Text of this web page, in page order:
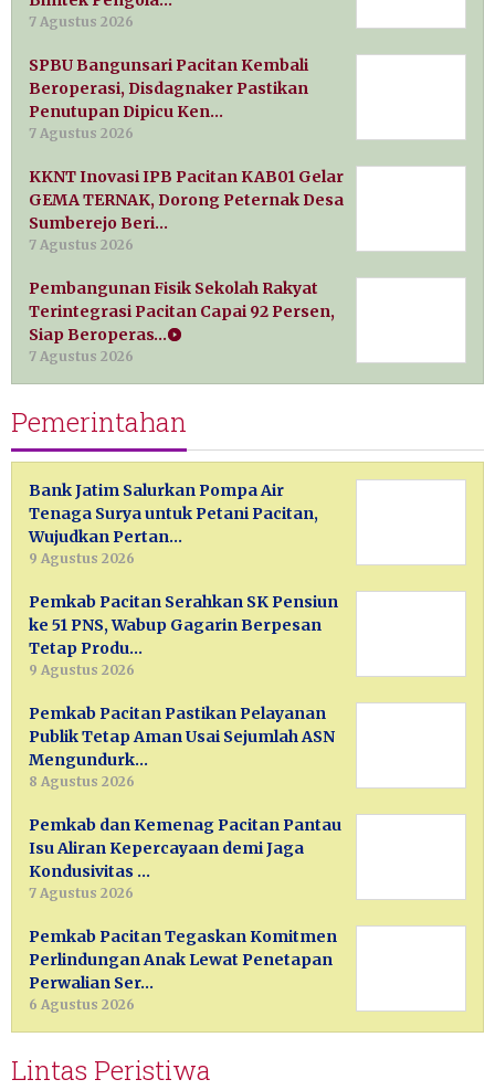
7 Agustus 2026
SPBU Bangunsari Pacitan Kembali
Beroperasi, Disdagnaker Pastikan
Penutupan Dipicu Ken…
7 Agustus 2026
KKNT Inovasi IPB Pacitan KAB01 Gelar
GEMA TERNAK, Dorong Peternak Desa
Sumberejo Beri…
7 Agustus 2026
Pembangunan Fisik Sekolah Rakyat
Terintegrasi Pacitan Capai 92 Persen,
Siap Beroperas…
7 Agustus 2026
Pemerintahan
Bank Jatim Salurkan Pompa Air
Tenaga Surya untuk Petani Pacitan,
Wujudkan Pertan…
9 Agustus 2026
Pemkab Pacitan Serahkan SK Pensiun
ke 51 PNS, Wabup Gagarin Berpesan
Tetap Produ…
9 Agustus 2026
Pemkab Pacitan Pastikan Pelayanan
Publik Tetap Aman Usai Sejumlah ASN
Mengundurk…
8 Agustus 2026
Pemkab dan Kemenag Pacitan Pantau
Isu Aliran Kepercayaan demi Jaga
Kondusivitas …
7 Agustus 2026
Pemkab Pacitan Tegaskan Komitmen
Perlindungan Anak Lewat Penetapan
Perwalian Ser…
6 Agustus 2026
Lintas Peristiwa